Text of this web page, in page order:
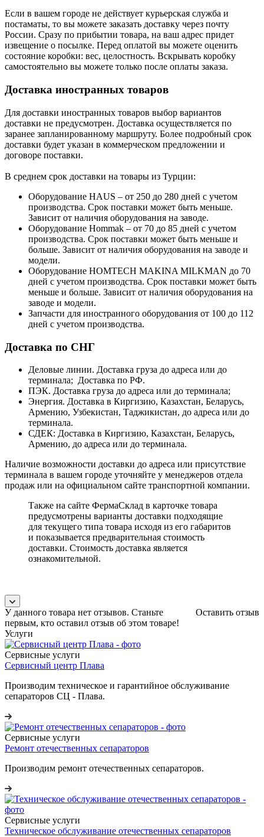
Если в вашем городе не действует курьерская служба и
постаматы, то вы можете заказать доставку через почту
России. Сразу по прибытии товара, на ваш адрес придет
извещение о посылке. Перед оплатой вы можете оценить
состояние коробки: вес, целостность. Вскрывать коробку
самостоятельно вы можете только после оплаты заказа.
Доставка иностранных товаров
Для доставки иностранных товаров выбор вариантов
доставки не предусмотрен. Доставка осуществляется по
заранее запланированному маршруту. Более подробный срок
доставки будет указан в коммерческом предложении и
договоре поставки.
В среднем срок доставки на товары из Турции:
Оборудование HAUS – от 250 до 280 дней с учетом
производства. Срок поставки может быть меньше.
Зависит от наличия оборудования на заводе.
Оборудование Hommak – от 70 до 85 дней с учетом
производства. Срок поставки может быть меньше и
больше. Зависит от наличия оборудования на заводе и
модели.
Оборудование HOMTECH MAKINA MILKMAN до 70
дней с учетом производства. Срок поставки может быть
меньше и больше. Зависит от наличия оборудования на
заводе и модели.
Запчасти для иностранного оборудования от 100 до 112
дней с учетом производства.
Доставка по СНГ
Деловые линии. Доставка груза до адреса или до
терминала; Доставка по РФ.
ПЭК. Доставка груза до адреса или до терминала;
Энергия. Доставка в Киргизию, Казахстан, Беларусь,
Армению, Узбекистан, Таджикистан, до адреса или до
терминала.
СДЕК: Доставка в Киргизию, Казахстан, Беларусь,
Армению, до адреса или до терминала.
Наличие возможности доставки до адреса или присутствие
терминала в вашем городе уточняйте у менеджеров отдела
продаж или на официальном сайте транспортной компании.
Также на сайте ФермаСклад в карточке товара
предусмотрены варианты доставки подходящие
для текущего типа товара исходя из его габаритов
и показывается предварительная стоимость
доставки. Стоимость доставка является
ознакомительной.
Оставить отзыв
У данного товара нет отзывов. Станьте
первым, кто оставил отзыв об этом товаре!
Услуги
Сервисные услуги
Сервисный центр Плава
Производим техническое и гарантийное обслуживание
сепараторов СЦ - Плава.
Сервисные услуги
Ремонт отечественных сепараторов
Производим ремонт отечественных сепараторов.
Сервисные услуги
Техническое обслуживание отечественных сепараторов